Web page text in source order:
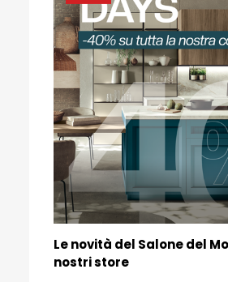
Le novità del Salone del
nostri store